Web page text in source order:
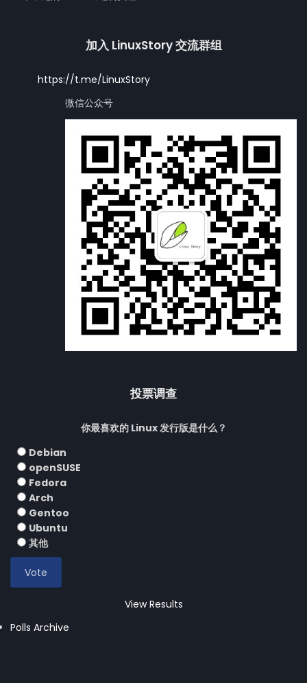
加入 LinuxStory 交流群组
https://t.me/LinuxStory
微信公众号
投票调查
你最喜欢的 Linux 发行版是什么？
Debian
openSUSE
Fedora
Arch
Gentoo
Ubuntu
其他
View Results
Polls Archive